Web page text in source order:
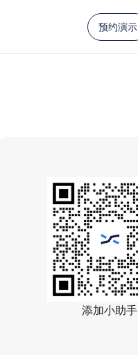
预约演示
添加小助手